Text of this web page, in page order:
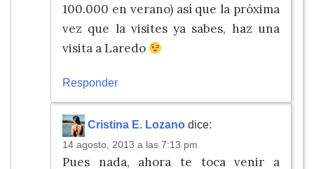
100.000 en verano) así que la próxima
vez que la visites ya sabes, haz una
visita a Laredo
Responder
Cristina E. Lozano dice:
14 agosto, 2013 a las 7:13 pm
Pues nada, ahora te toca venir a